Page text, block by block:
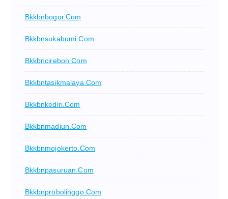
Bkkbnbogor.com
Bkkbnsukabumi.com
Bkkbncirebon.com
Bkkbntasikmalaya.com
Bkkbnkediri.com
Bkkbnmadiun.com
Bkkbnmojokerto.com
Bkkbnpasuruan.com
Bkkbnprobolinggo.com